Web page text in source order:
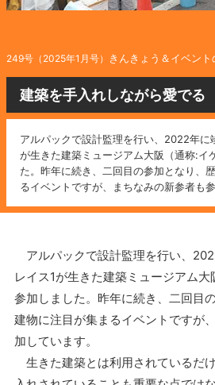
249号（2025年1月号） きんきょう＆イベン
建築を手入れしながら愛でる
アルパックで設計監理を行い、2022年に
が生きた建築ミュージアム大阪（通称:イ
た。昨年に続き、二回目の参加となり、
るイベントですが、まちなみの新参者も
アルパックで設計監理を行い、
レイス1が生きた建築ミュージアム
参加しました。昨年に続き、二回目
建物に注目が集まるイベントですが
加しています。
生きた建築とは利用されているだ